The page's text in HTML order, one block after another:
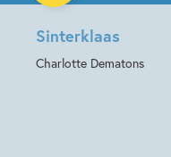
Sinterklaas
Charlotte Dematons